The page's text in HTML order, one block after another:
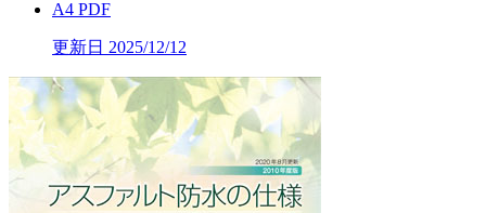
A4 PDF
更新日 2025/12/12